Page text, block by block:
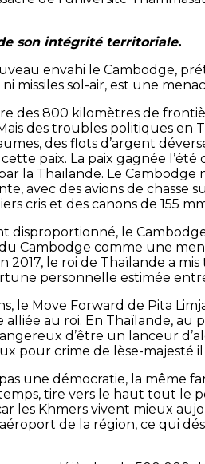
son intégrité territoriale.
envahi le Cambodge,
ni missiles sol-air, est une
des 800 kilomètres de
des troubles politiques
des flots d’argent
paix. La paix gagnée
la Thaïlande. Le Cambodge
avec des avions de chasse
cris et des canons de 155
disproportionné, le
Cambodge comme une
2017, le roi de Thaïlande a
personnelle estimée
le Move Forward de Pita
au roi. En Thaïlande, au
d’être un lanceur
pour crime de lèse-majesté
une démocratie, la même
tire vers le haut tout le
les Khmers vivent mieux
de la région, ce qui